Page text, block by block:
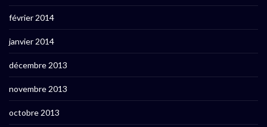
février 2014
janvier 2014
décembre 2013
novembre 2013
octobre 2013